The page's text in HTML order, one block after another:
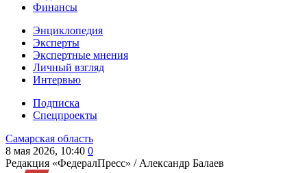
Финансы
Энциклопедия
Эксперты
Экспертные мнения
Личный взгляд
Интервью
Подписка
Спецпроекты
Самарская область
8 мая 2026, 10:40 0
Редакция «ФедералПресс» / Александр Балаев